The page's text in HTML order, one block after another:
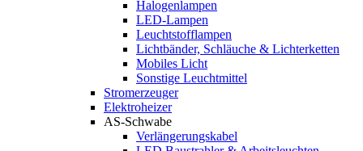
Halogenlampen
LED-Lampen
Leuchtstofflampen
Lichtbänder, Schläuche & Lichterketten
Mobiles Licht
Sonstige Leuchtmittel
Stromerzeuger
Elektroheizer
AS-Schwabe
Verlängerungskabel